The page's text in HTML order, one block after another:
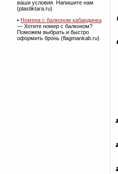
ваши условия. Напишите нам
(plastiktara.ru)
• Номера с балконом кабардинка
— Хотите номер с балконом?
Поможем выбрать и быстро
оформить бронь (flagmankab.ru)